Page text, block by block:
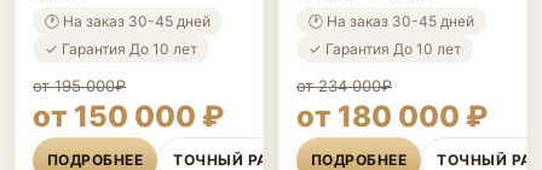
🕐 На заказ 30-45 дней
✓ Гарантия До 10 лет
от 195 000₽
от 150 000 ₽
ПОДРОБНЕЕ ТОЧНЫЙ РАСЧЁТ
🕐 На заказ 30-45 дней
✓ Гарантия До 10 лет
от 234 000₽
от 180 000 ₽
ПОДРОБНЕЕ ТОЧНЫЙ